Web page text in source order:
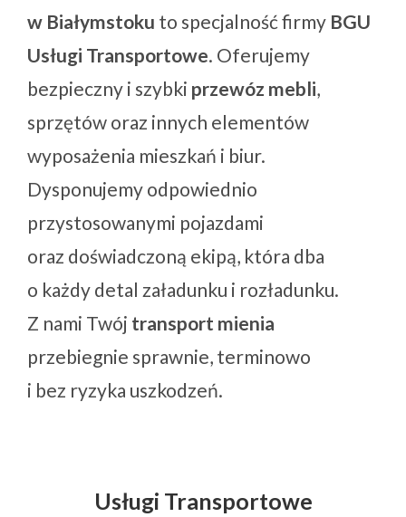
w Białymstoku to specjalność firmy BGU
Usługi Transportowe. Oferujemy
bezpieczny i szybki przewóz mebli,
sprzętów oraz innych elementów
wyposażenia mieszkań i biur.
Dysponujemy odpowiednio
przystosowanymi pojazdami
oraz doświadczoną ekipą, która dba
o każdy detal załadunku i rozładunku.
Z nami Twój transport mienia
przebiegnie sprawnie, terminowo
i bez ryzyka uszkodzeń.
Usługi Transportowe